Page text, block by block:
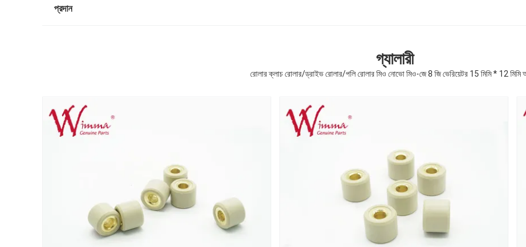
প্রদান
গ্যালারী
রোলার ক্লাচ রোলার/ড্রাইভ রোলার/পলি রোলার মিও নোভো মিও-জে 8 জি ভেরিয়েটর 15 মিমি * 12 মিমি